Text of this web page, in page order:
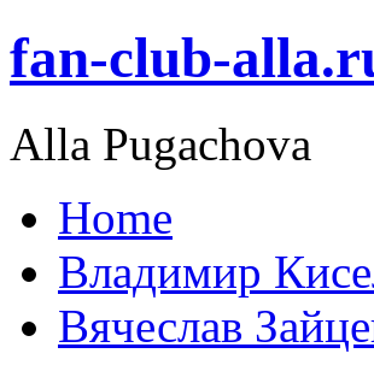
fan-club-
Alla Pugachova
Home
Владимир
Вячеслав